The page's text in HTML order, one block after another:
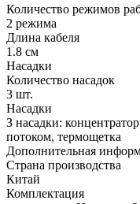
Количество режимов
2 режима
Длина кабеля
1.8 см
Насадки
Количество насадок
3 шт.
Насадки
З насадки:
потоком, термощетка
Дополнительная
Страна производства
Китай
Комплектация